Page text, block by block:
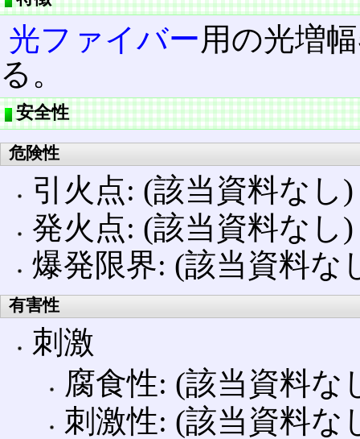
光ファイバー用の光増
る。
安全性
危険性
引火点: (該当資料なし)
発火点: (該当資料なし)
爆発限界: (該当資料な
有害性
刺激
腐食性: (該当資料な
刺激性: (該当資料な